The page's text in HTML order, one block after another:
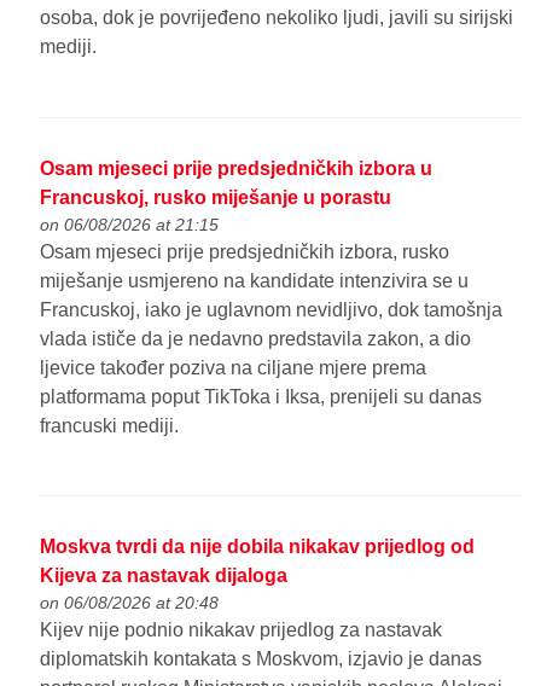
osoba, dok je povrijeđeno nekoliko ljudi, javili su sirijski
mediji.
Osam mjeseci prije predsjedničkih izbora u
Francuskoj, rusko miješanje u porastu
on 06/08/2026 at 21:15
Osam mjeseci prije predsjedničkih izbora, rusko
miješanje usmjereno na kandidate intenzivira se u
Francuskoj, iako je uglavnom nevidljivo, dok tamošnja
vlada ističe da je nedavno predstavila zakon, a dio
ljevice također poziva na ciljane mjere prema
platformama poput TikToka i Iksa, prenijeli su danas
francuski mediji.
Moskva tvrdi da nije dobila nikakav prijedlog od
Kijeva za nastavak dijaloga
on 06/08/2026 at 20:48
Kijev nije podnio nikakav prijedlog za nastavak
diplomatskih kontakata s Moskvom, izjavio je danas